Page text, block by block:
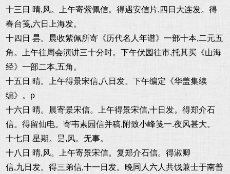
十三日 晴,风。上午寄紫佩信。得遇安信片,四日大连发。得
春台笺,六日上海发。
十四日 昙。晨收紫佩所寄《历代名人年谱》一部十本,二元五
角。上午往周会演讲三十分时。下午伏园往市,托其买《山海
经》一部二本,五角。
十五日 晴。上午得景宋信,八日发。下午编定《华盖集续
编》。p
十六日 晴。晨寄景宋信。上午得景宋信,十日发。得郑介石
信。得留仙电。寄韦素园信并稿,附致小峰笺一.夜风甚大。
十七日 星期。昙,风。无事。
十八日 晴,风。上午寄景宋信。复郑介石信。得淑卿
信,九日发。得三弟信,十一日发。晚同人六人共饯兼士于南普